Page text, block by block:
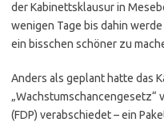
der Kabinettsklausur in
wenigen Tage bis dahin
ein bisschen schöner zu
Anders als geplant hatte das
„Wachstumschancengesetz“
(FDP) verabschiedet – ein